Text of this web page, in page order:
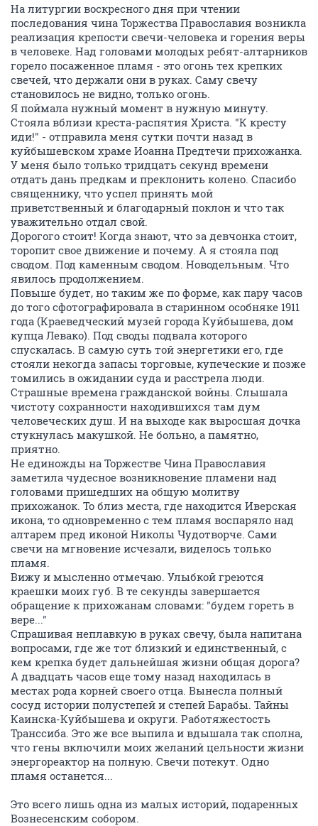
На литургии воскресного дня при чтении
последования чина Торжества Православия возникла
реализация крепости свечи-человека и горения веры
в человеке. Над головами молодых ребят-алтарников
горело посаженное пламя - это огонь тех крепких
свечей, что держали они в руках. Саму свечу
становилось не видно, только огонь.
Я поймала нужный момент в нужную минуту.
Стояла вблизи креста-распятия Христа. "К кресту
иди!" - отправила меня сутки почти назад в
куйбышевском храме Иоанна Предтечи прихожанка.
У меня было только тридцать секунд времени
отдать дань предкам и преклонить колено. Спасибо
священнику, что успел принять мой
приветственный и благодарный поклон и что так
уважительно отдал свой.
Дорогого стоит! Когда знают, что за девчонка стоит,
торопит свое движение и почему. А я стояла под
сводом. Под каменным сводом. Новодельным. Что
явилось продолжением.
Повыше будет, но таким же по форме, как пару часов
до того сфотографировала в старинном особняке 1911
года (Краеведческий музей города Куйбышева, дом
купца Левако). Под своды подвала которого
спускалась. В самую суть той энергетики его, где
стояли некогда запасы торговые, купеческие и позже
томились в ожидании суда и расстрела люди.
Страшные времена гражданской войны. Слышала
чистоту сохранности находившихся там дум
человеческих душ. И на выходе как выросшая дочка
стукнулась макушкой. Не больно, а памятно,
приятно.
Не единожды на Торжестве Чина Православия
заметила чудесное возникновение пламени над
головами пришедших на общую молитву
прихожанок. То близ места, где находится Иверская
икона, то одновременно с тем пламя воспаряло над
алтарем пред иконой Николы Чудотворче. Сами
свечи на мгновение исчезали, виделось только
пламя.
Вижу и мысленно отмечаю. Улыбкой греются
краешки моих губ. В те секунды завершается
обращение к прихожанам словами: "будем гореть в
вере..."
Спрашивая неплавкую в руках свечу, была напитана
вопросами, где же тот близкий и единственный, с
кем крепка будет дальнейшая жизни общая дорога?
А двадцать часов еще тому назад находилась в
местах рода корней своего отца. Вынесла полный
сосуд истории полустепей и степей Барабы. Тайны
Каинска-Куйбышева и округи. Работяжестость
Транссиба. Это же все выпила и вдышала так сполна,
что гены включили моих желаний цельности жизни
энергореактор на полную. Свечи потекут. Одно
пламя останется...
Это всего лишь одна из малых историй, подаренных
Вознесенским собором.